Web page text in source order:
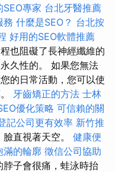
專家 台北牙醫推薦
務 什麼是SEO？ 台北按
好用的SEO軟體推薦
也阻礙了長神經纖維的
久性的。 如果您無法
的日常活動，您可以使
牙齒矯正的方法 士林
優化策略 可信賴的關
記公司更有效率 新竹推
直視著天空。 健康便
滿的輪廓 徵信公司協助
子會很痛，蛙泳時抬